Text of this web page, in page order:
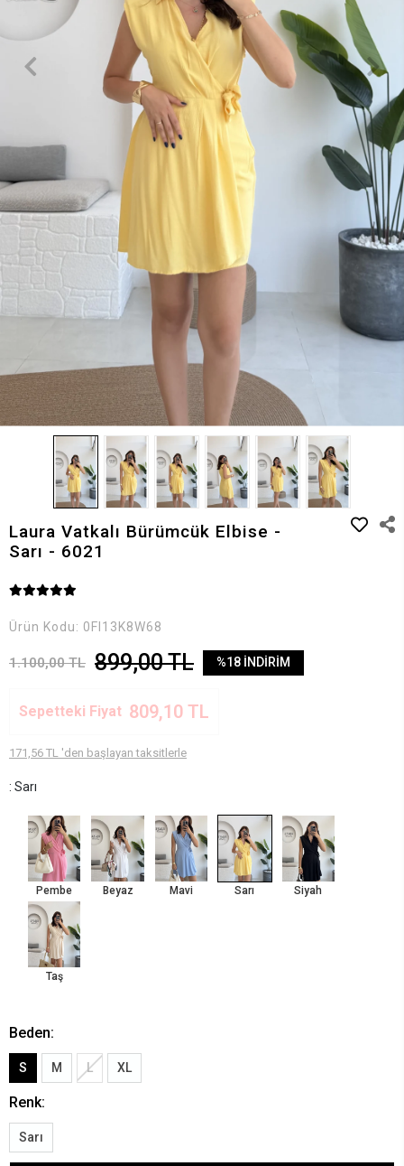
Laura Vatkalı Bürümcük Elbise -
Sarı - 6021
Ürün Kodu: 0FI13K8W68
1.100,00 TL 899,00 TL %18 İNDİRİM
Sepetteki Fiyat 809,10 TL
171,56 TL 'den başlayan taksitlerle
: Sarı
Pembe Beyaz Mavi Sarı Siyah
Taş
Beden:
S M L XL
Renk:
Sarı